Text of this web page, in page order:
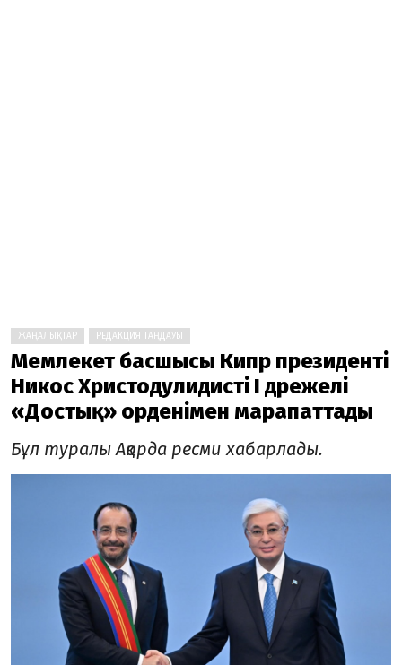
ЖАҢАЛЫҚТАР РЕДАКЦИЯ ТАҢДАУЫ
Мемлекет басшысы Кипр президенті
Никос Христодулидисті І дәрежелі
«Достық» орденімен марапаттады
Бұл туралы Ақорда ресми хабарлады.